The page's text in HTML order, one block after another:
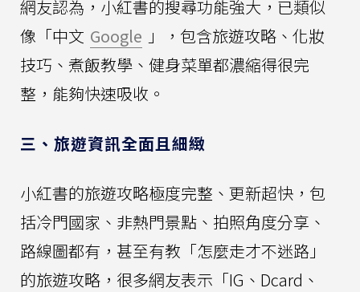
網友認為，小紅書的搜尋功能強大，已類似
像「中文 Google 」，包含旅遊攻略、化妝
技巧、煮飯教學、健身菜單都濃縮得很完
整，能夠快速吸收。
三、旅遊資訊全面且細緻
小紅書的旅遊攻略極度完整、更新超快，包
括冷門國家、非熱門景點、拍照角度分享、
路線圖都有，甚至有教「怎麼走才不迷路」
的旅遊攻略，很多網友表示「IG、Dcard、